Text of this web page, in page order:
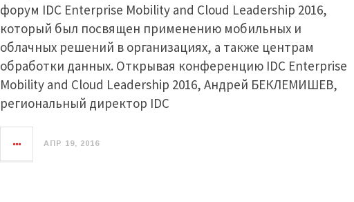
форум IDC Enterprise Mobility and Cloud Leadership 2016,
который был посвящен применению мобильных и
облачных решений в организациях, а также центрам
обработки данных. Открывая конференцию IDC Enterprise
Mobility and Cloud Leadership 2016, Андрей БЕКЛЕМИШЕВ,
региональный директор IDC
АПР 19, 2016